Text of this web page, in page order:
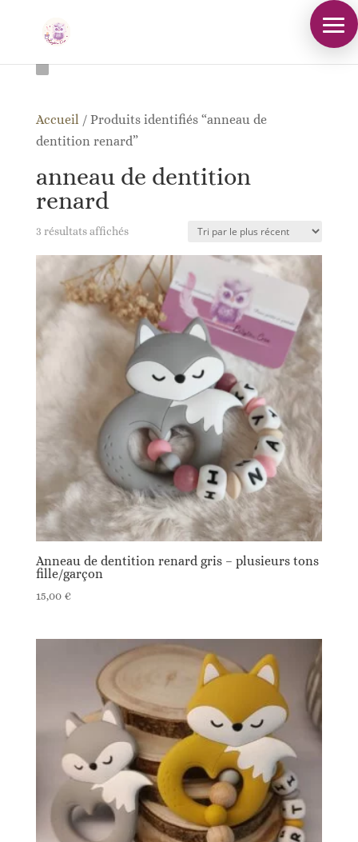
Accueil / Produits identifiés “anneau de
dentition renard”
anneau de dentition
renard
3 résultats affichésTrié
plus
récent
au
plus
ancien
Anneau de dentition renard gris – plusieurs tons
fille/garçon
15,00 €